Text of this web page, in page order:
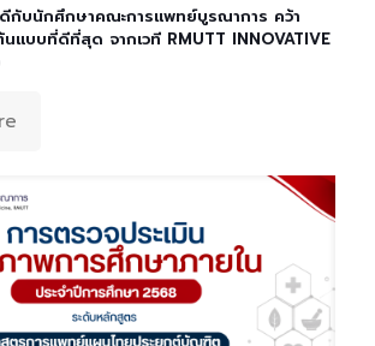
กับนักศึกษาคณะการแพทย์บูรณาการ คว้า
บบที่ดีที่สุด จากเวที RMUTT INNOVATIVE